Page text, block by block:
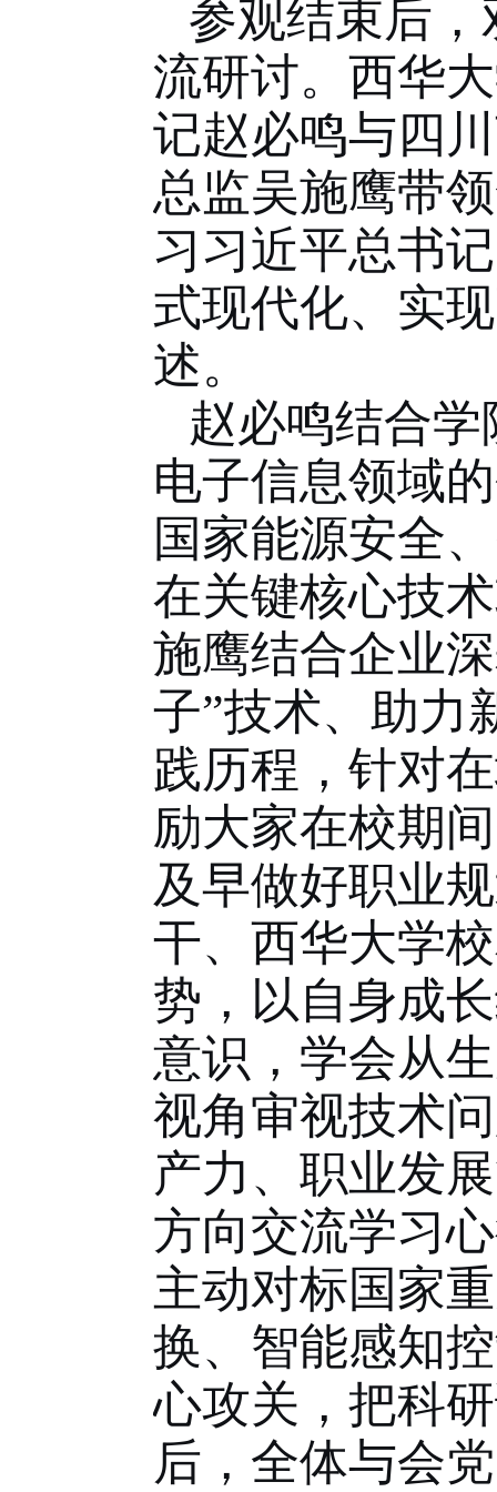
参观结束后
流研讨。西华
记赵必鸣与四
总监吴施鹰带
习习近平总书记
式现代化、实
述。
赵必鸣结合
电子信息领域
国家能源安全
在关键核心技
施鹰结合企业
子”技术、助力
践历程，针对
励大家在校期
及早做好职业
干、西华大学
势，以自身成
意识，学会从
视角审视技术
产力、职业发
方向交流学习
主动对标国家
换、智能感知
心攻关，把科
后，全体与会